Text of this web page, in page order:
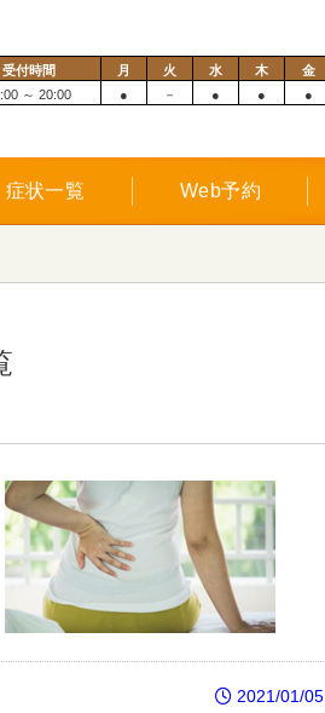
受付時間 月 火 水 木 金
～ 20:00
● － ● ● ●
症状一覧 Web予約
2021/01/05